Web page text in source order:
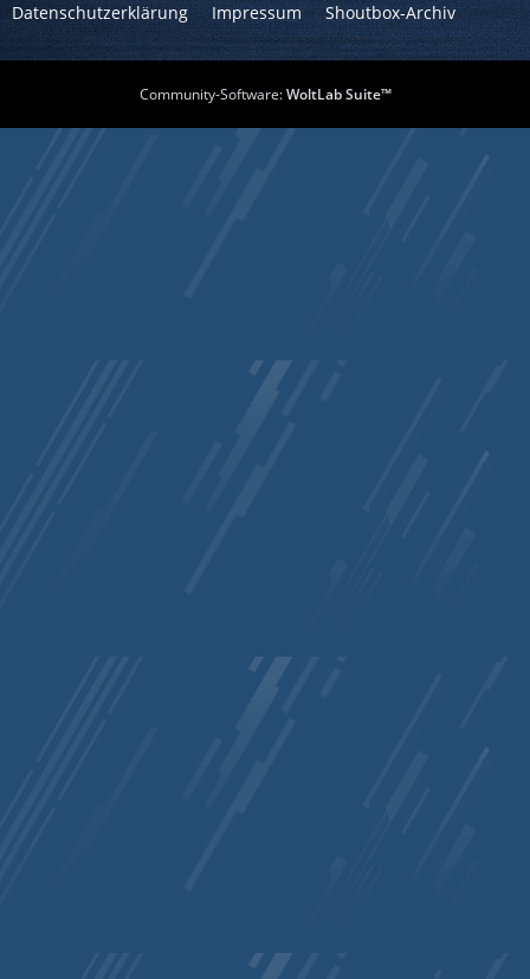
Datenschutzerklärung Impressum Shoutbox-Archiv
Community-Software:WoltLab Suite™